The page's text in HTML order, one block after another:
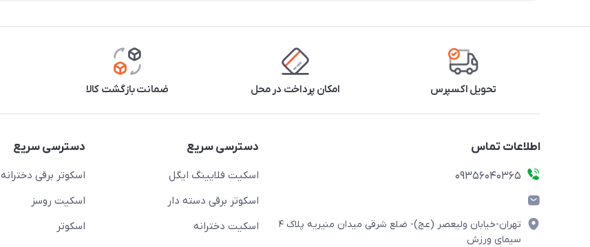
تحویل اکسپرس امکان پرداخت در محل ضمانت بازگشت کالا
اطلاعات تماس
۰۹۳۵۶۰۴۰۳۶۵
تهران-خیابان ولیعصر (عج)- ضلع شرقی میدان منیریه پلاک ۴
سیمای ورزش
دسترسی سریع
اسکیت فلایینگ ایگل
اسکوتر برقی دسته دار
اسکیت دخترانه
دسترسی سریع
اسکوتر برقی دخترانه
اسکیت روسز
اسکوتر